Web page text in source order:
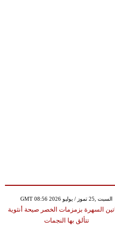
GMT 08:56 2026 السبت ,25 تموز / يوليو
السهرة بزمزمات الخصر صيحة أنثوية
تتألق بها النجمات